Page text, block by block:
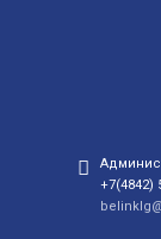
+7(4842)